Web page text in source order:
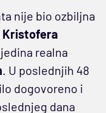
nije bio ozbiljna
Kristofera
realna
. U poslednjih 48
dogovoreno i
dana